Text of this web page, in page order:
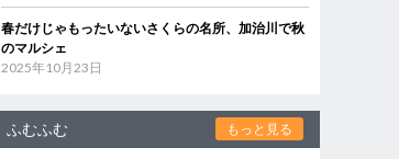
春だけじゃもったいないさくらの名所、加治川で秋
のマルシェ
2025年10月23日
ふむふむ もっと見る